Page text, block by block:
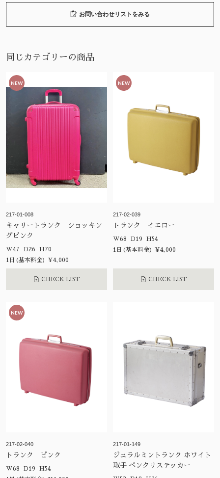
お問い合わせリストをみる
同じカテゴリーの商品
NEW
217-01-008
キャリートランク ショッキン
グピンク
W47 D26 H70
1日(基本料金) ¥4,000
CHECK LIST
NEW
217-02-039
トランク イエロー
W68 D19 H54
1日(基本料金) ¥4,000
CHECK LIST
NEW
217-02-040
トランク ピンク
W68 D19 H54
217-01-149
ジュラルミントランク ホワイト
取手 ペンクリステッカー